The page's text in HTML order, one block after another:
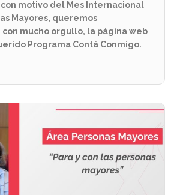
motivo del Mes Internacional
Mayores, queremos
mucho orgullo, la página web
Programa Contá Conmigo.